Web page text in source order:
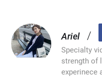
Ariel /
Specialty
strength of
experinece